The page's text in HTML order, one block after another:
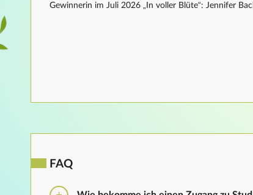
Gewinnerin im Juli 2026 „In voller Blüte“: Jennifer
FAQ